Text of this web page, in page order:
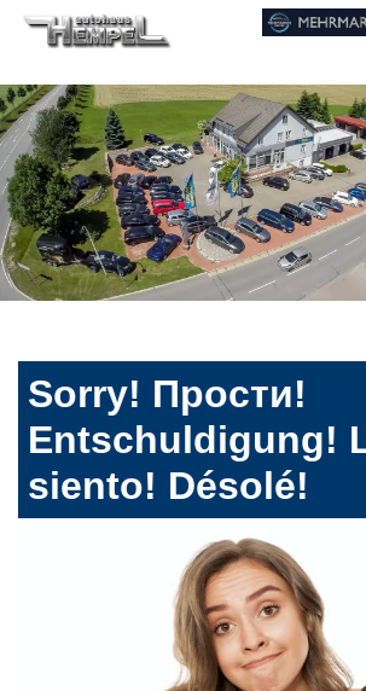
Sorry! Прости!
Entschuldigung!
siento! Désolé!